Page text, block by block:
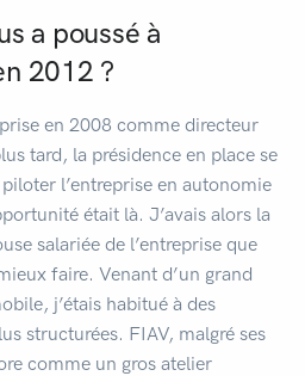
a poussé à
2012 ?
en 2008 comme directeur
tard, la présidence en place se
l’entreprise en autonomie
était là. J’avais alors la
salariée de l’entreprise que
faire. Venant d’un grand
j’étais habitué à des
structurées. FIAV, malgré ses
comme un gros atelier